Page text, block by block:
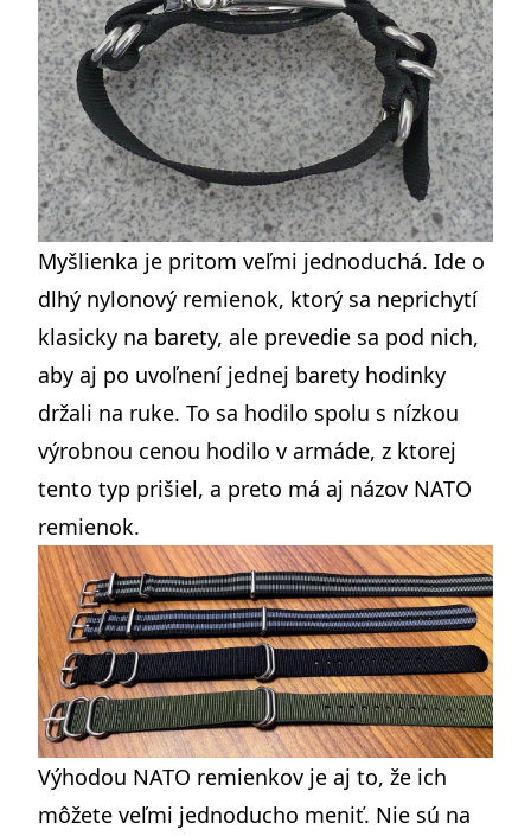
Myšlienka je pritom veľmi jednoduchá. Ide o
dlhý nylonový remienok, ktorý sa neprichytí
klasicky na barety, ale prevedie sa pod nich,
aby aj po uvoľnení jednej barety hodinky
držali na ruke. To sa hodilo spolu s nízkou
výrobnou cenou hodilo v armáde, z ktorej
tento typ prišiel, a preto má aj názov NATO
remienok.
Výhodou NATO remienkov je aj to, že ich
môžete veľmi jednoducho meniť. Nie sú na